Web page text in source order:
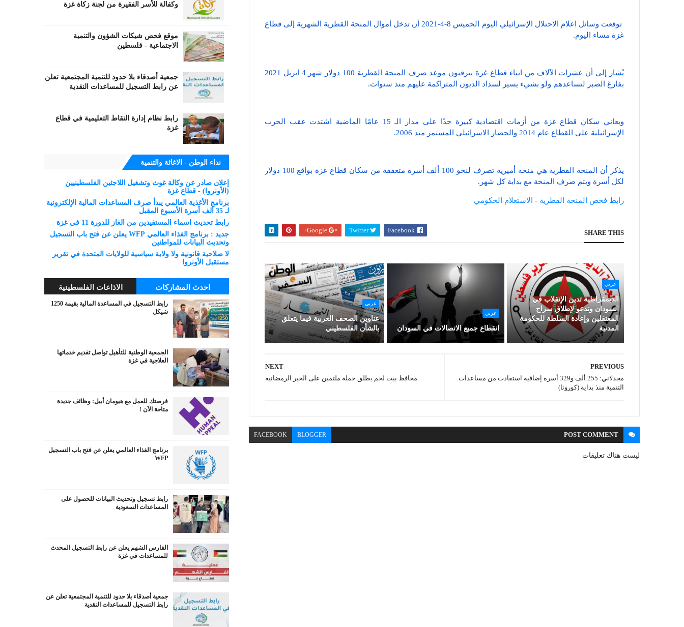
توقعت وسائل اعلام الاحتلال الإسرائيلي اليوم الخميس 8-4-2021 أن تدخل أموال المنحة القطرية الشهرية إلى قطاع
غزة مساء اليوم.
يُشار إلى أن عشرات الآلاف من ابناء قطاع غزة يترقبون موعد صرف المنحة القطرية 100 دولار شهر 4 ابريل 2021
بفارغ الصبر لتساعدهم ولو بشيء يسير لسداد الديون المتراكمة عليهم منذ سنوات.
ويعاني سكان قطاع غزة من أزمات اقتصادية كبيرة جدًا على مدار الـ 15 عامًا الماضية اشتدت عقب الحرب
الإسرائيلية على القطاع عام 2014 والحصار الاسرائيلي المستمر منذ 2006.
يذكر أن المنحة القطرية هي منحة أميرية تصرف لنحو 100 ألف أسرة متعففة من سكان قطاع غزة بواقع 100 دولار
لكل أسرة ويتم صرف المنحة مع بداية كل شهر.
رابط فحص المنحة القطرية - الاستعلام الحكومي
SHARE THIS
Twitter
Google+
عربي
الديمقراطية تدين الإنقلاب في
السودان وتدعو لإطلاق سراح
المعتقلين وإعادة السلطة للحكومة
المدنية
عربي
انقطاع جميع الاتصالات في السودان
عربي
عناوين الصحف العربية فيما يتعلق
بالشأن الفلسطيني
NEXT
محافظ بيت لحم يطلق حملة ملتمين على الخير الرمضانية
PREVIOUS
مجدلاني: 255 ألف و329 أسرة إضافية استفادت من مساعدات
التنمية منذ بداية (كورونا)
POST COMMENT
BLOGGER
FACEBOOK
ليست هناك تعليقات
وكفالة للأسر الفقيرة من لجنة زكاة غزة
موقع فحص شيكات الشؤون والتنمية
الاجتماعية - فلسطين
جمعية أصدقاء بلا حدود للتنمية المجتمعية تعلن
عن رابط التسجيل للمساعدات النقدية
رابط نظام إدارة النقاط التعليمية في قطاع
غزة
نداء الوطن - الاغاثة والتنمية
إعلان صادر عن وكالة غوث وتشغيل اللاجئين الفلسطينيين
(الأونروا) - قطاع غزة
برنامج الأغذية العالمي يبدأ صرف المساعدات المالية الإلكترونية
لـ 35 ألف أسرة الأسبوع المقبل
رابط تحديث اسماء المستفيدين من الغاز للدورة 11 في غزة
جديد : برنامج الغذاء العالمي WFP يعلن عن فتح باب التسجيل
وتحديث البيانات للمواطنين
لا صلاحية قانونية ولا ولاية سياسية للولايات المتحدة في تقرير
مستقبل الأونروا
احدث المشاركات الاذاعات الفلسطينية
رابط التسجيل في المساعدة المالية بقيمة 1250
شيكل
الجمعية الوطنية للتأهيل تواصل تقديم خدماتها
العلاجية في غزة
فرصتك للعمل مع هيومان أبيل: وظائف جديدة
متاحة الآن !
برنامج الغذاء العالمي يعلن عن فتح باب التسجيل
WFP
رابط تسجيل وتحديث البيانات للحصول على
المساعدات السعودية
الفارس الشهم يعلن عن رابط التسجيل المحدث
للمساعدات في غزة
جمعية أصدقاء بلا حدود للتنمية المجتمعية تعلن عن
رابط التسجيل للمساعدات النقدية